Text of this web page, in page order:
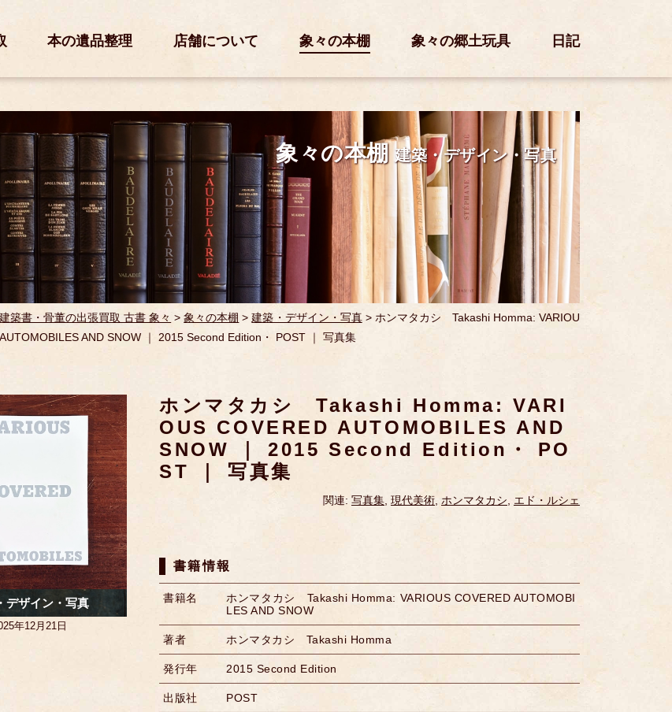
本の遺品整理 店舗について 象々の本棚 象々の郷土玩具 日記
象々の本棚 建築・デザイン・写真
築書・骨董の出張買取 古書 象々 >象々の本棚 >建築・デザイン・写真> ホンマタカシ Takashi Homma: VARIOU
AND SNOW ｜ 2015 Second Edition・ POST ｜ 写真集
ホンマタカシ Takashi Homma: VARI
OUS COVERED AUTOMOBILES AND
SNOW ｜ 2015 Second Edition・ PO
ST ｜ 写真集
関連: 写真集, 現代美術, ホンマタカシ, エド・ルシェ
書籍情報
書籍名
ホンマタカシ Takashi Homma: VARIOUS COVERED AUTOMOBI
LES AND SNOW
著者 ホンマタカシ Takashi Homma
発行年 2015 Second Edition
出版社 POST
デザイン・写真
年12月21日